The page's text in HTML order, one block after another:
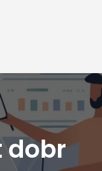
dobr